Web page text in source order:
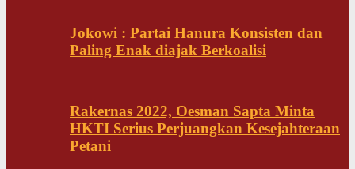
Jokowi : Partai Hanura Konsisten dan
Paling Enak diajak Berkoalisi
Rakernas 2022, Oesman Sapta Minta
HKTI Serius Perjuangkan Kesejahteraan
Petani